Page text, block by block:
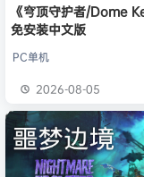
《穹顶守护者/Dome
免安装中文版
PC单机
2026-08-05